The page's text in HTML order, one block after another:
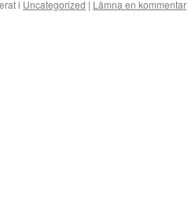
i Uncategorized | Lämna en kommentar